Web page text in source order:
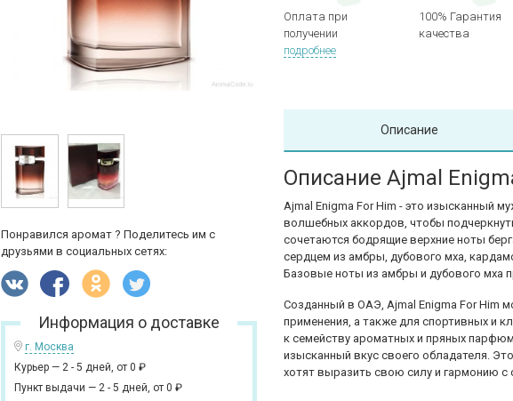
Понравился аромат ? Поделитесь им с
друзьями в социальных сетях:
Информация о доставке
г. Москва
Курьер — 2 - 5 дней, от 0 ₽
Пункт выдачи — 2 - 5 дней, от 0 ₽
Оплата при
получении
подробнее
100% Гарантия
качества
Описание
Описание Ajmal
Ajmal Enigma For Him - это изысканный
волшебных аккордов, чтобы
сочетаются бодрящие верхние ноты
сердцем из амбры, дубового мха,
Базовые ноты из амбры и дубового мха
Созданный в ОАЭ, Ajmal Enigma For Him
применения, а также для спортивных и
к семейству ароматных и пряных
изысканный вкус своего обладателя.
хотят выразить свою силу и гармонию